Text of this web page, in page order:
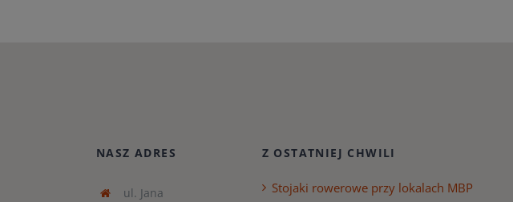
NASZ ADRES
ul. Jana
Z OSTATNIEJ CHWILI
Stojaki rowerowe przy lokalach MBP